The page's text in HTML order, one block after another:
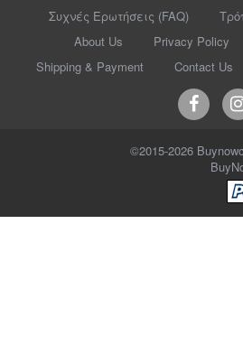
Συχνές Ερωτήσεις (FAQ)
About Us
Privacy Policy
Shipping & Payment
Contact Us
©2015-2026